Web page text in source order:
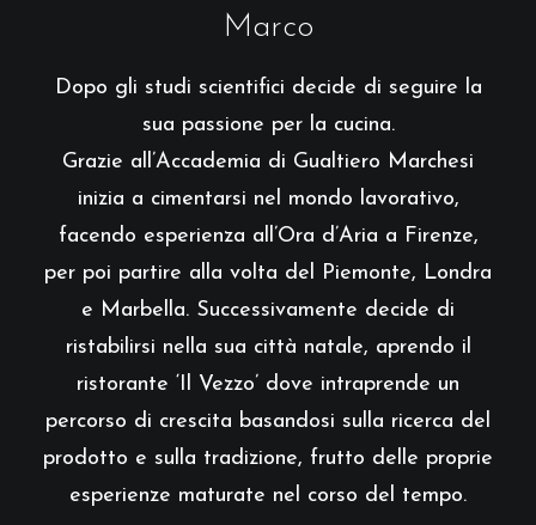
Marco
Dopo gli studi scientifici decide di seguire la
sua passione per la cucina.
Grazie all’Accademia di Gualtiero Marchesi
inizia a cimentarsi nel mondo lavorativo,
facendo esperienza all’Ora d’Aria a Firenze,
per poi partire alla volta del Piemonte, Londra
e Marbella. Successivamente decide di
ristabilirsi nella sua città natale, aprendo il
ristorante ‘Il Vezzo’ dove intraprende un
percorso di crescita basandosi sulla ricerca del
prodotto e sulla tradizione, frutto delle proprie
esperienze maturate nel corso del tempo.